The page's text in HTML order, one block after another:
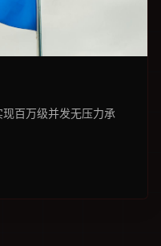
百万级并发无压力承